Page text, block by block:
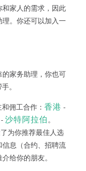
家人的需求，因此
。你还可以加入一
家务助理，你也可
。
佣工合作： 香港 -
- 沙特阿拉伯。
为你推荐最佳人选
息（合约、招聘流
给你的朋友。